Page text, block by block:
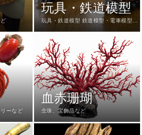
玩具・鉄道模型
玩具・鉄道模型 鉄道模型・電車模型・
ーなど
血赤珊瑚
念珠、宝飾品など